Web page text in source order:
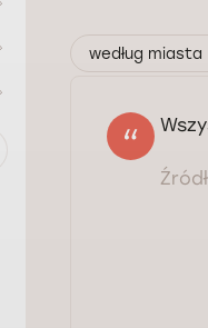
według miasta